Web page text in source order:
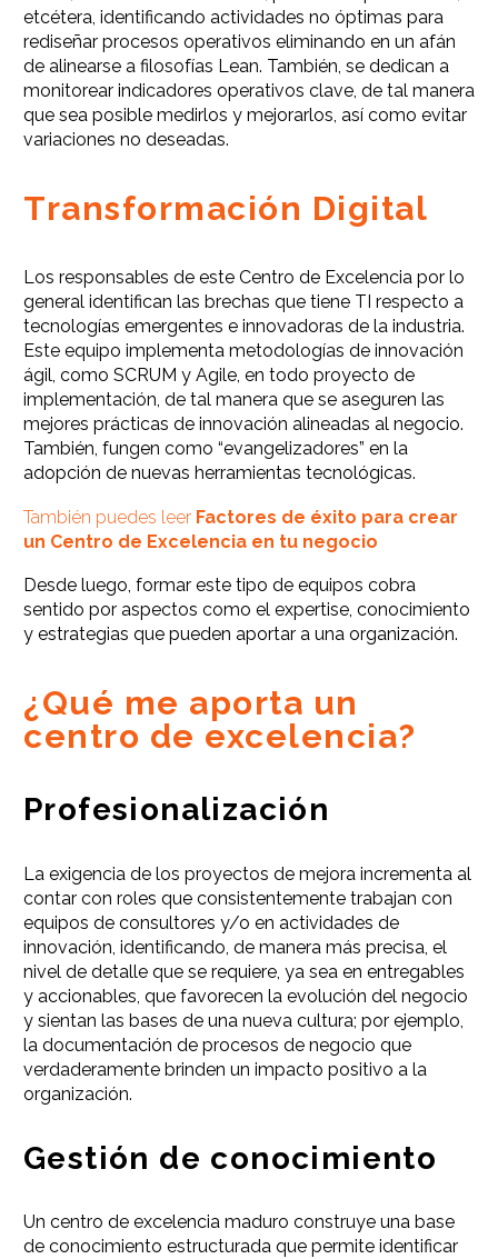
etcétera, identificando actividades no óptimas para
rediseñar procesos operativos eliminando en un afán
de alinearse a filosofías Lean. También, se dedican a
monitorear indicadores operativos clave, de tal manera
que sea posible medirlos y mejorarlos, así como evitar
variaciones no deseadas.
Transformación Digital
Los responsables de este Centro de Excelencia por lo
general identifican las brechas que tiene TI respecto a
tecnologías emergentes e innovadoras de la industria.
Este equipo implementa metodologías de innovación
ágil, como SCRUM y Agile, en todo proyecto de
implementación, de tal manera que se aseguren las
mejores prácticas de innovación alineadas al negocio.
También, fungen como “evangelizadores” en la
adopción de nuevas herramientas tecnológicas.
También puedes leer Factores de éxito para crear
un Centro de Excelencia en tu negocio
Desde luego, formar este tipo de equipos cobra
sentido por aspectos como el expertise, conocimiento
y estrategias que pueden aportar a una organización.
¿Qué me aporta un
centro de excelencia?
Profesionalización
La exigencia de los proyectos de mejora incrementa al
contar con roles que consistentemente trabajan con
equipos de consultores y/o en actividades de
innovación, identificando, de manera más precisa, el
nivel de detalle que se requiere, ya sea en entregables
y accionables, que favorecen la evolución del negocio
y sientan las bases de una nueva cultura; por ejemplo,
la documentación de procesos de negocio que
verdaderamente brinden un impacto positivo a la
organización.
Gestión de conocimiento
Un centro de excelencia maduro construye una base
de conocimiento estructurada que permite identificar